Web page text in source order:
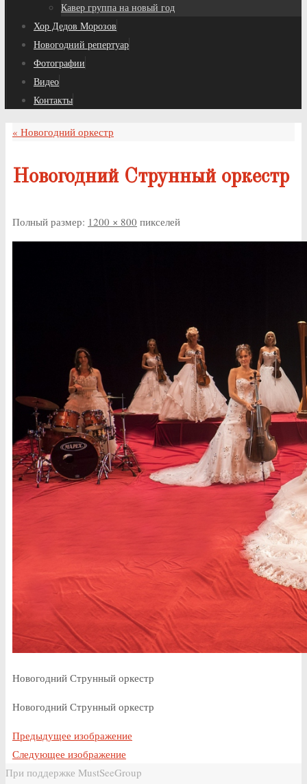
Кавер группа на новый год
Хор Дедов Морозов
Новогодний репертуар
Фотографии
Видео
Контакты
« Новогодний оркестр
Новогодний Струнный оркестр
Полный размер: 1200 × 800 пикселей
Новогодний Струнный оркестр
Новогодний Струнный оркестр
Предыдущее изображение
Следующее изображение
При поддержке MustSeeGroup